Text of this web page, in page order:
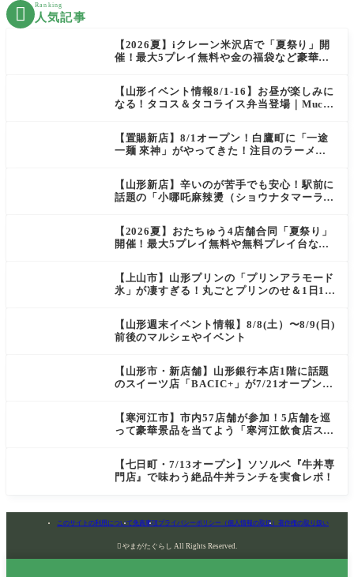
 Ranking
人気記事
【2026夏】iクレーン米沢店で「夏祭り」開
催！最大5プレイ無料や金の福袋など豪華企
【山形イベント情報8/1-16】お昼が楽しみに
なる！タコス＆タコライス弁当登場｜Mucha
【置賜新店】8/1オープン！白鷹町に「一途
一麺 來神」がやってきた！注目のラーメン
【山形新店】辛いのが苦手でも安心！駅前に
話題の「小哪吒麻辣燙（ショウナタマーラー
【2026夏】おたちゅう4店舗合同「夏祭り」
開催！最大5プレイ無料や無料プレイ台など
田）
【上山市】山形プリンの「プリンアラモード
氷」が凄すぎる！丸ごとプリンのせ＆1日10
【山形週末イベント情報】8/8(土）〜8/9(日)
前後のマルシェやイベント
【山形市・新店舗】山形銀行本店1階に話題
のスイーツ店「BACIC+」が7/21オープン！
【寒河江市】市内57店舗が参加！5店舗を巡
って豪華景品を当てよう「寒河江飲食店スタ
【七日町・7/13オープン】ソソルベ『牛丼専
門店』で味わう絶品牛丼ランチを実食レポ！
このサイトの利用について免責事項プライバシーポリシー（個人情報の取扱） 著作権の取り扱い
 やまがたぐらし All Rights Reserved.